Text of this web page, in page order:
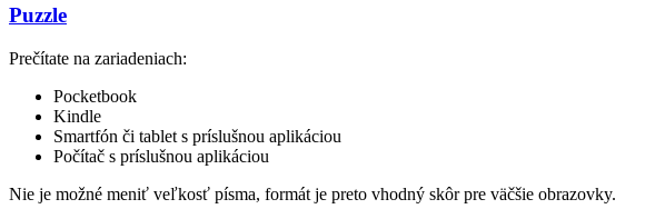
Puzzle
Prečítate na zariadeniach:
Pocketbook
Kindle
Smartfón či tablet s príslušnou aplikáciou
Počítač s príslušnou aplikáciou
Nie je možné meniť veľkosť písma, formát je preto vhodný skôr pre väčšie obrazovky.